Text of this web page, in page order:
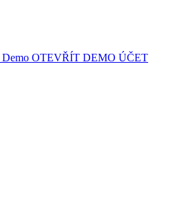
Demo OTEVŘÍT DEMO ÚČET